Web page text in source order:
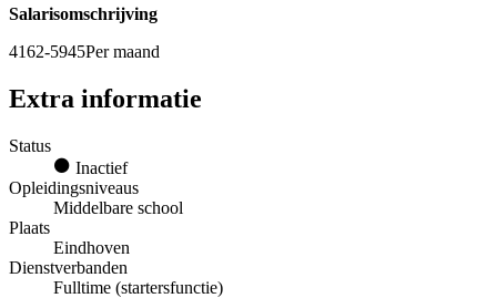
Salarisomschrijving
4162-5945Per maand
Extra informatie
Status
Inactief
Opleidingsniveaus
Middelbare school
Plaats
Eindhoven
Dienstverbanden
Fulltime (startersfunctie)